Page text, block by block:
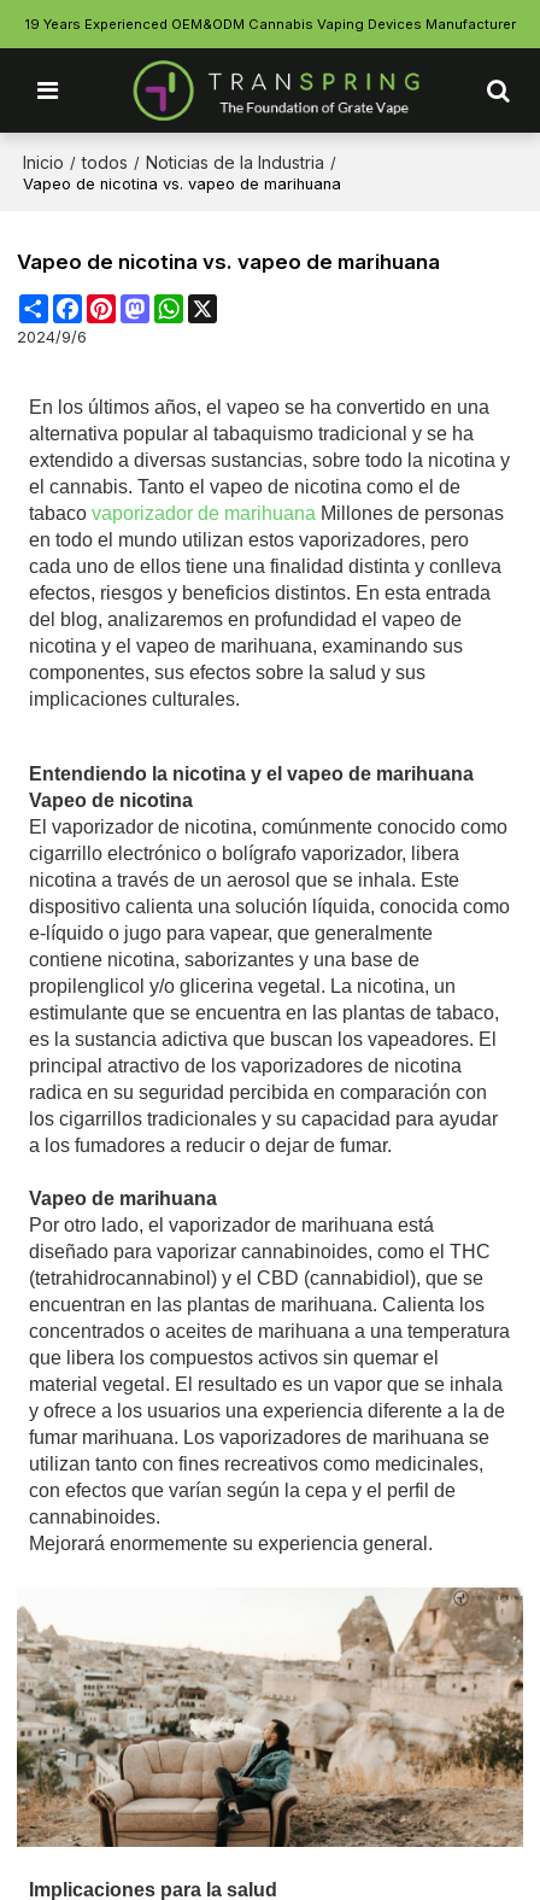
19 Years Experienced OEM&ODM Cannabis Vaping Devices Manufacturer
Inicio / todos / Noticias de la Industria /
Vapeo de nicotina vs. vapeo de marihuana
Vapeo de nicotina vs. vapeo de marihuana
ShareFacebookPinterestMastodonWhatsApp
2024/9/6
En los últimos años, el vapeo se ha convertido en una
alternativa popular al tabaquismo tradicional y se ha
extendido a diversas sustancias, sobre todo la nicotina y
el cannabis. Tanto el vapeo de nicotina como el de
tabacovaporizador de marihuana Millones de personas
en todo el mundo utilizan estos vaporizadores, pero
cada uno de ellos tiene una finalidad distinta y conlleva
efectos, riesgos y beneficios distintos. En esta entrada
del blog, analizaremos en profundidad el vapeo de
nicotina y el vapeo de marihuana, examinando sus
componentes, sus efectos sobre la salud y sus
implicaciones culturales.
Entendiendo la nicotina y el vapeo de marihuana
Vapeo de nicotina
El vaporizador de nicotina, comúnmente conocido como
cigarrillo electrónico o bolígrafo vaporizador, libera
nicotina a través de un aerosol que se inhala. Este
dispositivo calienta una solución líquida, conocida como
e-líquido o jugo para vapear, que generalmente
contiene nicotina, saborizantes y una base de
propilenglicol y/o glicerina vegetal. La nicotina, un
estimulante que se encuentra en las plantas de tabaco,
es la sustancia adictiva que buscan los vapeadores. El
principal atractivo de los vaporizadores de nicotina
radica en su seguridad percibida en comparación con
los cigarrillos tradicionales y su capacidad para ayudar
a los fumadores a reducir o dejar de fumar.
Vapeo de marihuana
Por otro lado, el vaporizador de marihuana está
diseñado para vaporizar cannabinoides, como el THC
(tetrahidrocannabinol) y el CBD (cannabidiol), que se
encuentran en las plantas de marihuana. Calienta los
concentrados o aceites de marihuana a una temperatura
que libera los compuestos activos sin quemar el
material vegetal. El resultado es un vapor que se inhala
y ofrece a los usuarios una experiencia diferente a la de
fumar marihuana. Los vaporizadores de marihuana se
utilizan tanto con fines recreativos como medicinales,
con efectos que varían según la cepa y el perfil de
cannabinoides.
Mejorará enormemente su experiencia general.
Implicaciones para la salud